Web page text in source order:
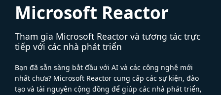
Microsoft Reactor
Tham gia Microsoft Reactor và tương tác trực
tiếp với các nhà phát triển
Bạn đã sẵn sàng bắt đầu với AI và các công nghệ mới
nhất chưa? Microsoft Reactor cung cấp các sự kiện, đào
tạo và tài nguyên cộng đồng để giúp các nhà phát triển,